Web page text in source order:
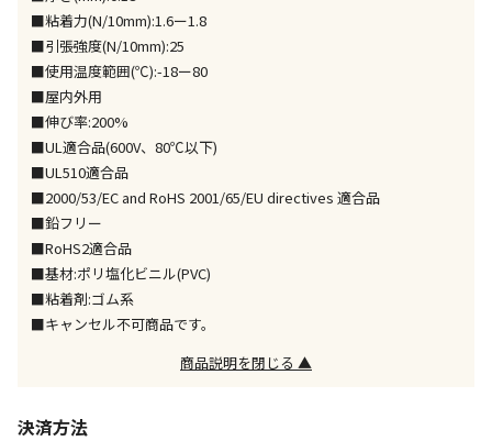
※支払い方法の代金引換は選択できません。
※電話注文はできません。
宅配のみでお届けする商品です（店舗受取は選択でき
同時購入が可能です
午前9時までのご注文確定した商品については、当日に
出荷いたします。
ため、通常よりお時間をいただく場合がございます。
また、日曜・祝日や年末年始などの長期休業期間中
は、休業明けからの出荷対応となります。
■粘着力(N/10mm):1.6ー1.8
■引張強度(N/10mm):25
■使用温度範囲(℃):-18ー80
■屋内外用
■伸び率:200%
■UL適合品(600V、80℃以下)
■UL510適合品
■2000/53/EC and RoHS 2001/65/EU directives 適合品
■鉛フリー
■RoHS2適合品
■基材:ポリ塩化ビニル(PVC)
■粘着剤:ゴム系
■キャンセル不可商品です。
商品説明を閉じる ▲
決済方法